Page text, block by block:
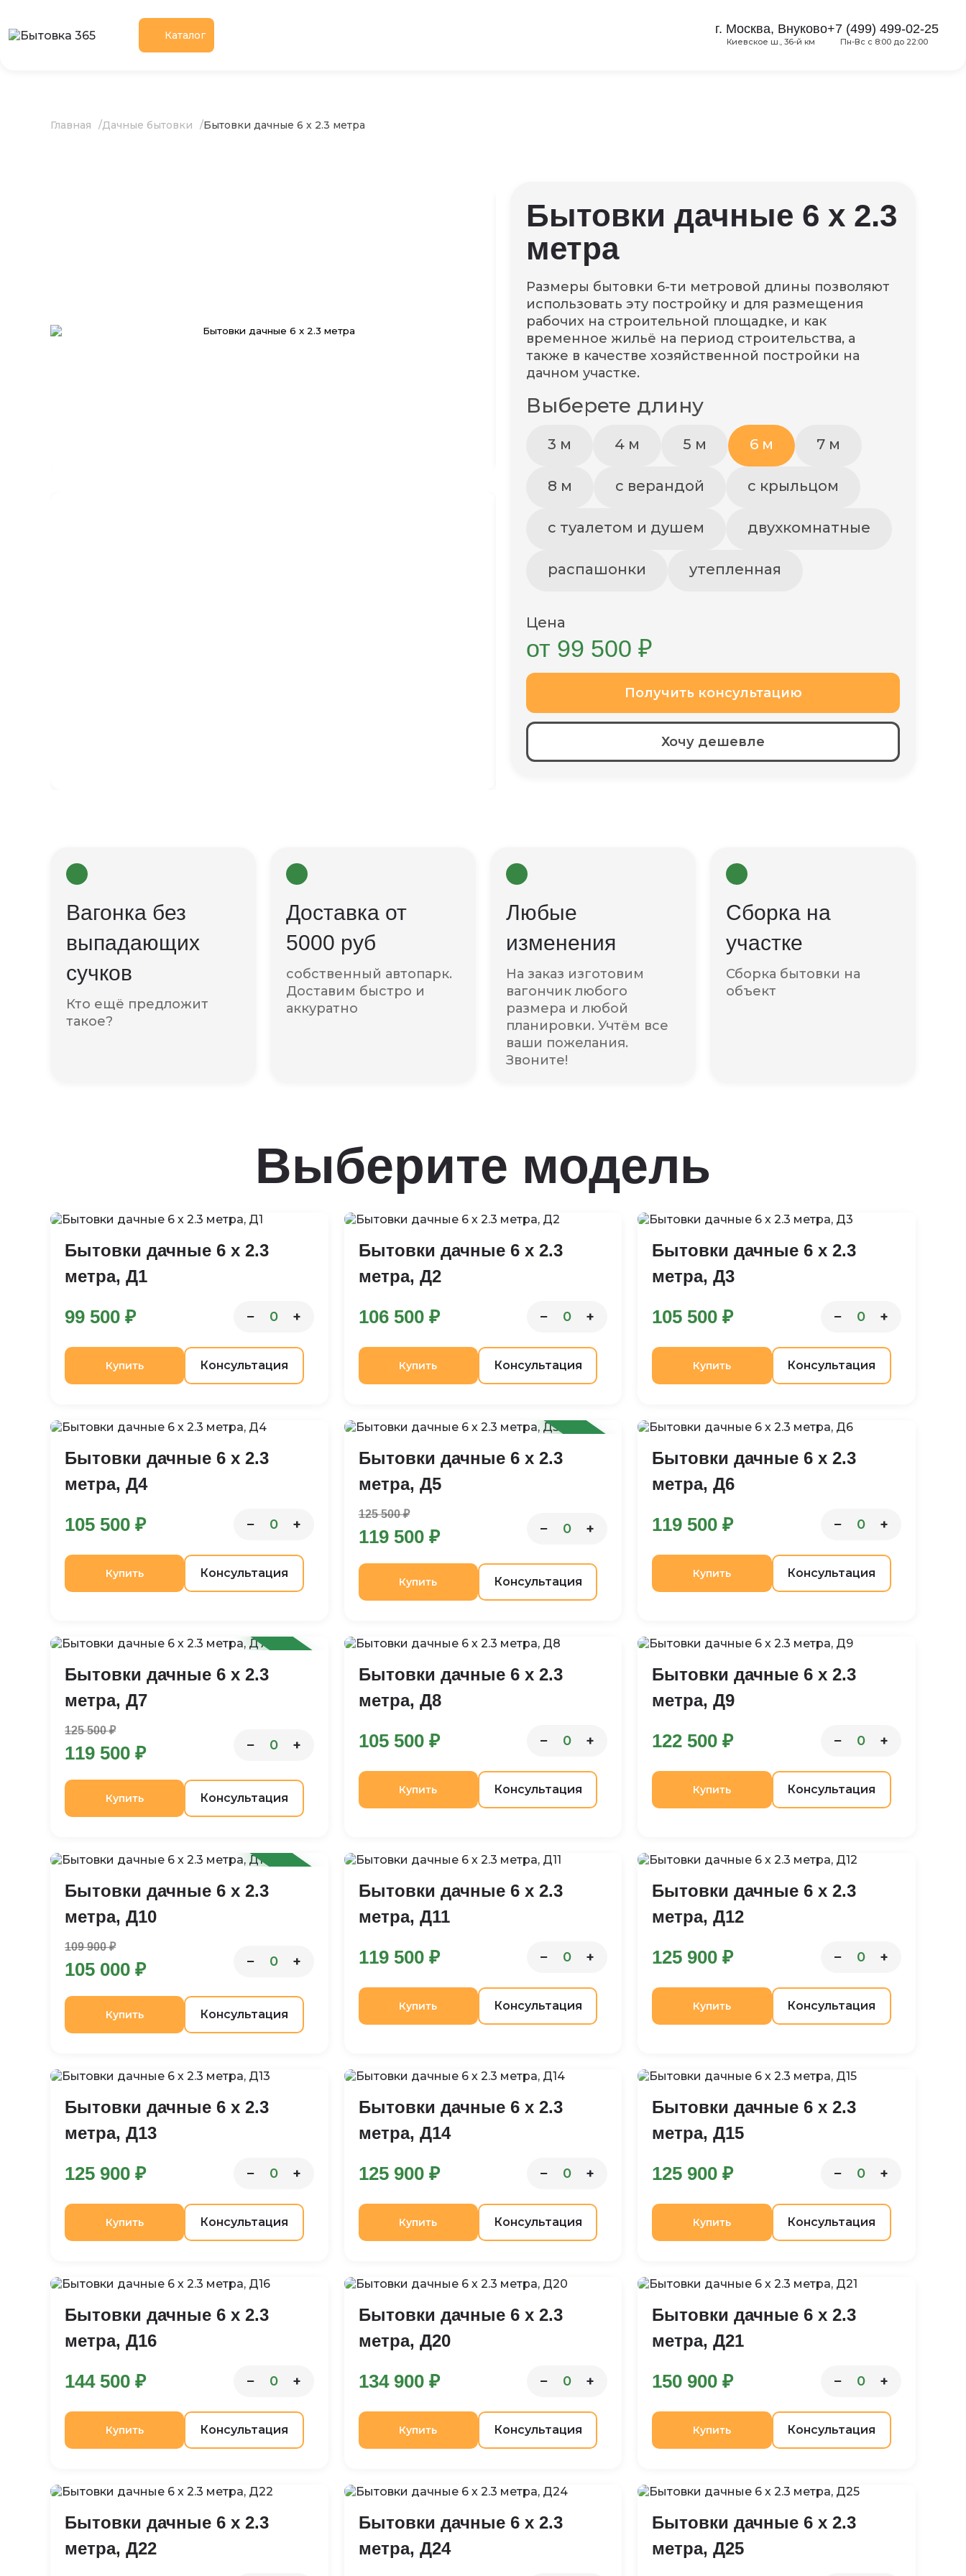
Каталог г. Москва, Внуково
Киевское ш., 36-й км
+7 (499) 499-02-25
Пн-Вс с 8:00 до 22:00
Главная Дачные бытовки Бытовки дачные 6 х 2.3 метра
Бытовки дачные 6 х 2.3
метра
Размеры бытовки 6-ти метровой длины позволяют
использовать эту постройку и для размещения
рабочих на строительной площадке, и как
временное жильё на период строительства, а
также в качестве хозяйственной постройки на
дачном участке.
Выберете длину
3 м 4 м 5 м 6 м 7 м
8 м с верандой с крыльцом
с туалетом и душем двухкомнатные
распашонки утепленная
Цена
от 99 500 ₽
Получить консультацию
Хочу дешевле
Вагонка без
выпадающих
сучков
Кто ещё предложит
такое?
Доставка от
5000 руб
собственный автопарк.
Доставим быстро и
аккуратно
Любые
изменения
На заказ изготовим
вагончик любого
размера и любой
планировки. Учтём все
ваши пожелания.
Звоните!
Сборка на
участке
Сборка бытовки на
объект
Выберите модель
Бытовки дачные 6 х 2.3
метра, Д1
99 500 ₽ − 0 +
Купить Консультация
Бытовки дачные 6 х 2.3
метра, Д2
106 500 ₽ − 0 +
Купить Консультация
Бытовки дачные 6 х 2.3
метра, Д3
105 500 ₽ − 0 +
Купить Консультация
Бытовки дачные 6 х 2.3
метра, Д4
105 500 ₽ − 0 +
Купить Консультация
-5%
Бытовки дачные 6 х 2.3
метра, Д5
125 500 ₽
119 500 ₽ − 0 +
Купить Консультация
Бытовки дачные 6 х 2.3
метра, Д6
119 500 ₽ − 0 +
Купить Консультация
-5%
Бытовки дачные 6 х 2.3
метра, Д7
125 500 ₽
119 500 ₽ − 0 +
Купить Консультация
Бытовки дачные 6 х 2.3
метра, Д8
105 500 ₽ − 0 +
Купить Консультация
Бытовки дачные 6 х 2.3
метра, Д9
122 500 ₽ − 0 +
Купить Консультация
-4%
Бытовки дачные 6 х 2.3
метра, Д10
109 900 ₽
105 000 ₽ − 0 +
Купить Консультация
Бытовки дачные 6 х 2.3
метра, Д11
119 500 ₽ − 0 +
Купить Консультация
Бытовки дачные 6 х 2.3
метра, Д12
125 900 ₽ − 0 +
Купить Консультация
Бытовки дачные 6 х 2.3
метра, Д13
125 900 ₽ − 0 +
Купить Консультация
Бытовки дачные 6 х 2.3
метра, Д14
125 900 ₽ − 0 +
Купить Консультация
Бытовки дачные 6 х 2.3
метра, Д15
125 900 ₽ − 0 +
Купить Консультация
Бытовки дачные 6 х 2.3
метра, Д16
144 500 ₽ − 0 +
Купить Консультация
Бытовки дачные 6 х 2.3
метра, Д20
134 900 ₽ − 0 +
Купить Консультация
Бытовки дачные 6 х 2.3
метра, Д21
150 900 ₽ − 0 +
Купить Консультация
Бытовки дачные 6 х 2.3
метра, Д22
Бытовки дачные 6 х 2.3
метра, Д24
Бытовки дачные 6 х 2.3
метра, Д25